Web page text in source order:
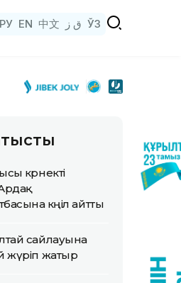
РУ EN 中文 ق ز ЎЗ
көрнекті
көңіл айтты
сайлауына
жүріп жатыр